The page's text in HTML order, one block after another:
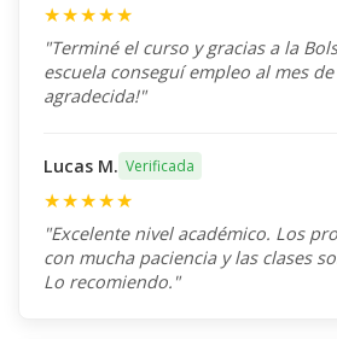
★★★★★
"Terminé el curso y gracias a la
escuela conseguí empleo al mes
agradecida!"
Lucas M. Verificada
★★★★★
"Excelente nivel académico. Los
con mucha paciencia y las clases
Lo recomiendo."